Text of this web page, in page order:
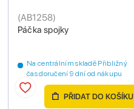
Páčka spojky
(AB1258)
Na centrálním skladě Přibližný
čas doručení 9 dní od nákupu
PŘIDAT DO KOŠÍKU